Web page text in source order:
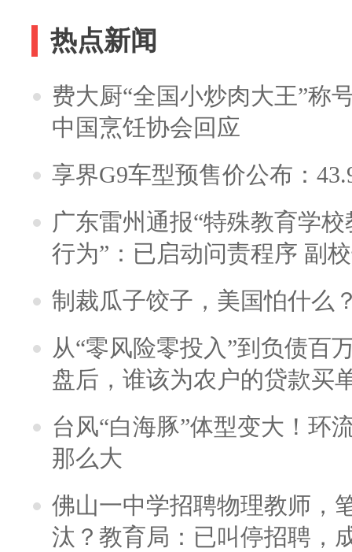
热点新闻
费大厨“全国小炒肉大王”称
中国烹饪协会回应
享界G9车型预售价公布：
广东雷州通报“特殊教育学
行为”：已启动问责程序 副
制裁瓜子饺子，美国怕什么
从“零风险零投入”到负债百
盘后，谁该为农户的贷款买
台风“白海豚”体型变大！环
那么大
佛山一中学招聘物理教师，
汰？教育局：已叫停招聘，